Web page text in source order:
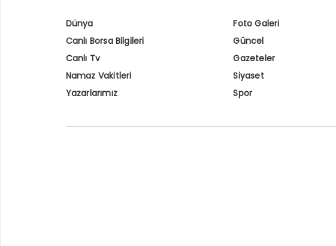
Dünya Foto Galeri
Canlı Borsa Bilgileri
Güncel
Canlı Tv
Gazeteler
Namaz Vakitleri
Siyaset
Yazarlarımız
Spor